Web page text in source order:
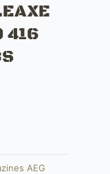
416
AEG